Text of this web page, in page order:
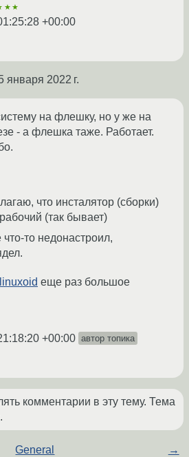
+00:00
января 2022 г.
на флешку, но у же на
- а флешка таже. Работает.
что инсталятор (сборки)
(так бывает)
что-то недонастроил,
еще раз большое
+00:00 автор топика
комментарии в эту тему. Тема
General →